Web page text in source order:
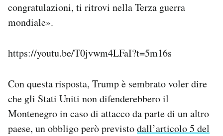
congratulazioni, ti ritrovi nella Terza guerra
mondiale».
https://youtu.be/T0jvwm4LFaI?t=5m16s
Con questa risposta, Trump è sembrato voler dire
che gli Stati Uniti non difenderebbero il
Montenegro in caso di attacco da parte di un altro
paese, un obbligo però previstodall’articolo 5 del